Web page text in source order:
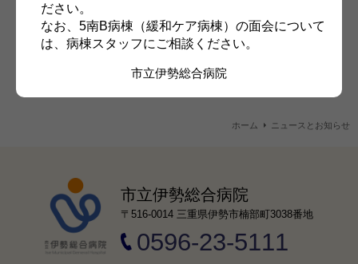
ださい。
なお、5南B病棟（緩和ケア病棟）の面会について
は、病棟スタッフにご相談ください。
市立伊勢総合病院
お知らせ一覧へ戻る
ホーム ニュースとお知らせ
市立伊勢総合病院
〒516-0014 三重県伊勢市楠部町3038番地
0596-23-5111